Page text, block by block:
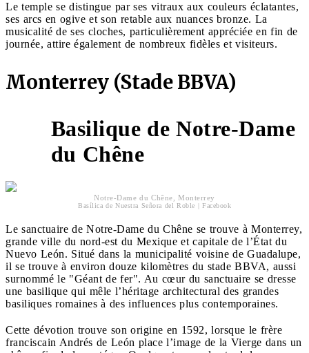
Le temple se distingue par ses vitraux aux couleurs éclatantes,
ses arcs en ogive et son retable aux nuances bronze. La
musicalité de ses cloches, particulièrement appréciée en fin de
journée, attire également de nombreux fidèles et visiteurs.
Monterrey (Stade BBVA)
Basilique de Notre-Dame
du Chêne
Notre-Dame du Chêne, Monterrey
Basílica de Nuestra Señora del Roble | Facebook
Le sanctuaire de Notre-Dame du Chêne se trouve à Monterrey,
grande ville du nord-est du Mexique et capitale de l’État du
Nuevo León. Situé dans la municipalité voisine de Guadalupe,
il se trouve à environ douze kilomètres du stade BBVA, aussi
surnommé le "Géant de fer". Au cœur du sanctuaire se dresse
une basilique qui mêle l’héritage architectural des grandes
basiliques romaines à des influences plus contemporaines.
Cette dévotion trouve son origine en 1592, lorsque le frère
franciscain Andrés de León place l’image de la Vierge dans un